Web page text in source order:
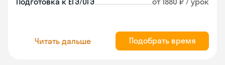
Читать дальше Подобрать время